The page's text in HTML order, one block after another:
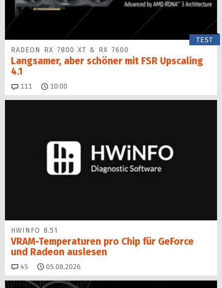
TEST
RADEON RX 7800 XT & RX 7600
Langsamer, aber schöner mit FSR Upscaling
4.1
111 Kommentare
10:00
HWINFO 8.51
VRAM-Temperaturen pro Chip für GeForce
und Radeon auslesen
45 Kommentare
05.08.2026